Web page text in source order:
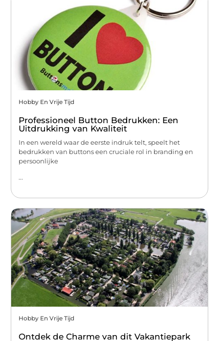
Hobby En Vrije Tijd
Professioneel Button Bedrukken: Een
Uitdrukking van Kwaliteit
In een wereld waar de eerste indruk telt, speelt het
bedrukken van buttons een cruciale rol in branding en
persoonlijke
...
Hobby En Vrije Tijd
Ontdek de Charme van dit Vakantiepark